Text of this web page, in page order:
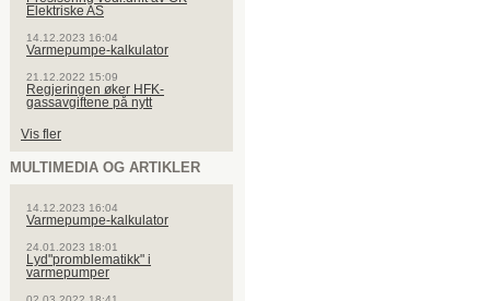
Elektriske AS
14.12.2023 16:04
Varmepumpe-kalkulator
21.12.2022 15:09
Regjeringen øker HFK-
gassavgiftene på nytt
Vis fler
MULTIMEDIA OG ARTIKLER
14.12.2023 16:04
Varmepumpe-kalkulator
24.01.2023 18:01
Lyd"promblematikk" i
varmepumper